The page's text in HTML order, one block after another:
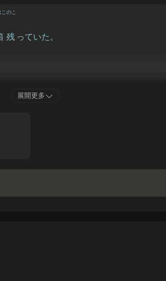
残
のこ
っていた。
展開更多